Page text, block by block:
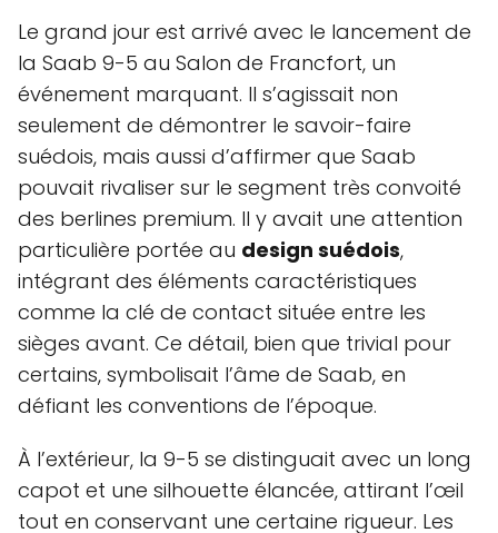
Le grand jour est arrivé avec le lancement de
la Saab 9-5 au Salon de Francfort, un
événement marquant. Il s’agissait non
seulement de démontrer le savoir-faire
suédois, mais aussi d’affirmer que Saab
pouvait rivaliser sur le segment très convoité
des berlines premium. Il y avait une attention
particulière portée au design suédois,
intégrant des éléments caractéristiques
comme la clé de contact située entre les
sièges avant. Ce détail, bien que trivial pour
certains, symbolisait l’âme de Saab, en
défiant les conventions de l’époque.
À l’extérieur, la 9-5 se distinguait avec un long
capot et une silhouette élancée, attirant l’œil
tout en conservant une certaine rigueur. Les